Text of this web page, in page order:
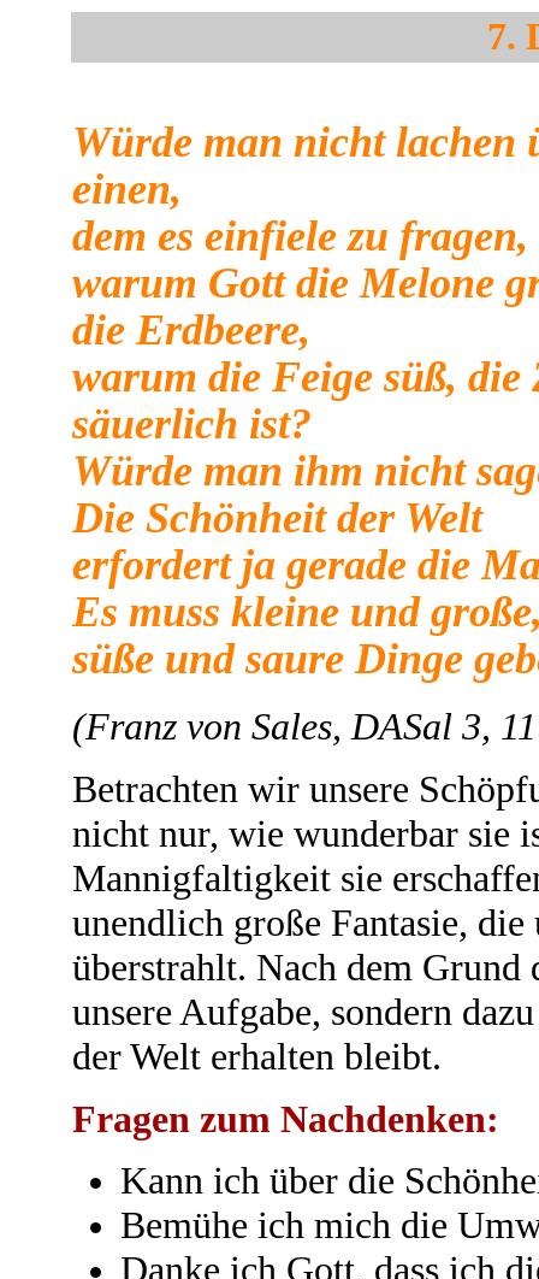
7.
Würde man nicht lachen
einen,
dem es einfiele zu fragen,
warum Gott die Melone
die Erdbeere,
warum die Feige süß, die
säuerlich ist?
Würde man ihm nicht
Die Schönheit der Welt
erfordert ja gerade die
Es muss kleine und
süße und saure Dinge
(Franz von Sales, DASal 3,
Betrachten wir unsere
nicht nur, wie wunderbar sie
Mannigfaltigkeit sie
unendlich große Fantasie,
überstrahlt. Nach dem
unsere Aufgabe, sondern
der Welt erhalten bleibt.
Fragen zum Nachdenken:
Kann ich über die
Bemühe ich mich die
Danke ich Gott, dass ich